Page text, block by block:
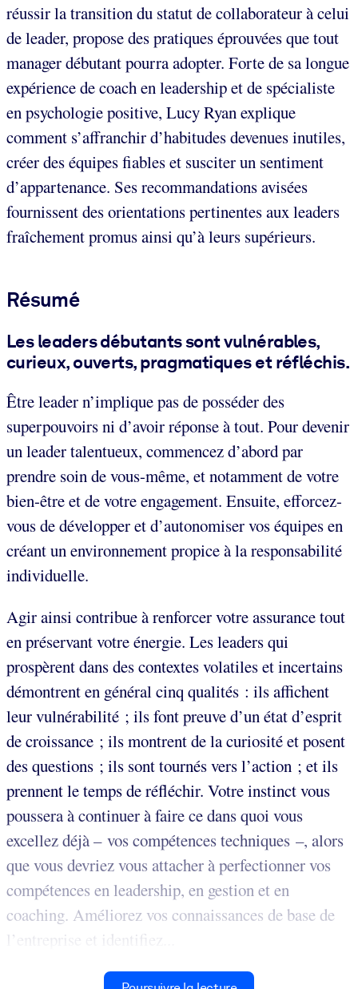
réussir la transition du statut de collaborateur à celui
de leader, propose des pratiques éprouvées que tout
manager débutant pourra adopter. Forte de sa longue
expérience de coach en leadership et de spécialiste
en psychologie positive, Lucy Ryan explique
comment s’affranchir d’habitudes devenues inutiles,
créer des équipes fiables et susciter un sentiment
d’appartenance. Ses recommandations avisées
fournissent des orientations pertinentes aux leaders
fraîchement promus ainsi qu’à leurs supérieurs.
Résumé
Les leaders débutants sont vulnérables,
curieux, ouverts, pragmatiques et réfléchis.
Être leader n’implique pas de posséder des
superpouvoirs ni d’avoir réponse à tout. Pour devenir
un leader talentueux, commencez d’abord par
prendre soin de vous-même, et notamment de votre
bien-être et de votre engagement. Ensuite, efforcez-
vous de développer et d’autonomiser vos équipes en
créant un environnement propice à la responsabilité
individuelle.
Agir ainsi contribue à renforcer votre assurance tout
en préservant votre énergie. Les leaders qui
prospèrent dans des contextes volatiles et incertains
démontrent en général cinq qualités : ils affichent
leur vulnérabilité ; ils font preuve d’un état d’esprit
de croissance ; ils montrent de la curiosité et posent
des questions ; ils sont tournés vers l’action ; et ils
prennent le temps de réfléchir. Votre instinct vous
poussera à continuer à faire ce dans quoi vous
excellez déjà – vos compétences techniques –, alors
que vous devriez vous attacher à perfectionner vos
compétences en leadership, en gestion et en
coaching. Améliorez vos connaissances de base de
l’entreprise et identifiez...